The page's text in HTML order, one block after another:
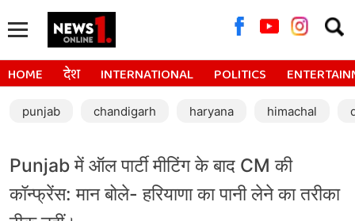
for:
HOME देश INTERNATIONAL POLITICS
punjab chandigarh haryana himachal
Punjab में ऑल पार्टी मीटिंग के बाद CM की
कॉन्फ्रेंस: मान बोले- हरियाणा का पानी लेने का तरीका